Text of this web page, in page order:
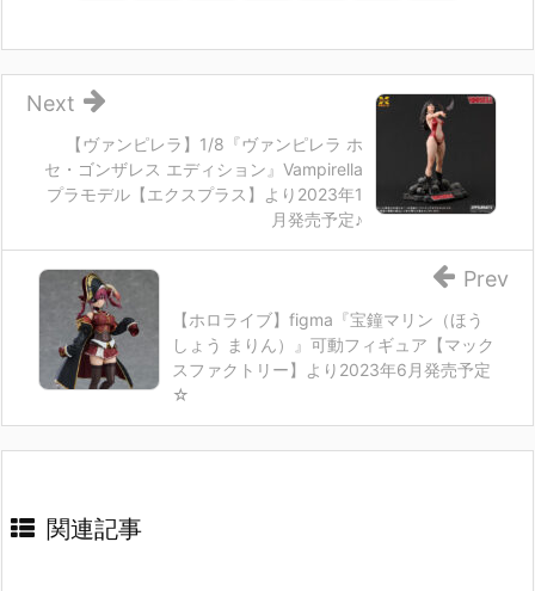
【ヴァンピレラ】1/8『ヴァンピレラ ホ
セ・ゴンザレス エディション』Vampirella
プラモデル【エクスプラス】より2023年1
月発売予定♪
Next
【ホロライブ】figma『宝鐘マリン（ほう
しょう まりん）』可動フィギュア【マック
スファクトリー】より2023年6月発売予定
☆
Prev
関連記事